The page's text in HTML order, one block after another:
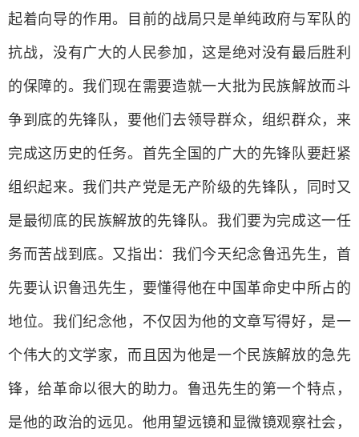
起着向导的作用。目前的战局只是单纯政府与军队的
抗战，没有广大的人民参加，这是绝对没有最后胜利
的保障的。我们现在需要造就一大批为民族解放而斗
争到底的先锋队，要他们去领导群众，组织群众，来
完成这历史的任务。首先全国的广大的先锋队要赶紧
组织起来。我们共产党是无产阶级的先锋队，同时又
是最彻底的民族解放的先锋队。我们要为完成这一任
务而苦战到底。又指出：我们今天纪念鲁迅先生，首
先要认识鲁迅先生，要懂得他在中国革命史中所占的
地位。我们纪念他，不仅因为他的文章写得好，是一
个伟大的文学家，而且因为他是一个民族解放的急先
锋，给革命以很大的助力。鲁迅先生的第一个特点，
是他的政治的远见。他用望远镜和显微镜观察社会，